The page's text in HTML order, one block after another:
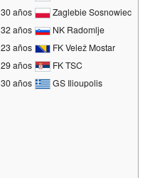
30 años Zaglebie Sosnowiec
32 años NK Radomlje
23 años FK Velež Mostar
29 años FK TSC
30 años GS Ilioupolis